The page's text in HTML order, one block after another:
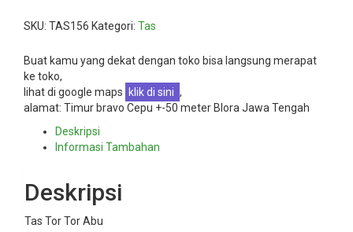
SKU: TAS156 Kategori: Tas
Buat kamu yang dekat dengan toko bisa langsung merapat
ke toko,
lihat di google maps
klik di sini ,
alamat: Timur bravo Cepu +-50 meter Blora Jawa Tengah
Deskripsi
Informasi Tambahan
Deskripsi
Tas Tor Tor Abu